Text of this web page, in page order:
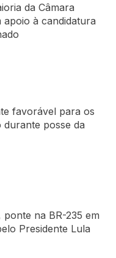
da Câmara
à candidatura
favorável para os
durante posse da
na BR-235 em
Presidente Lula